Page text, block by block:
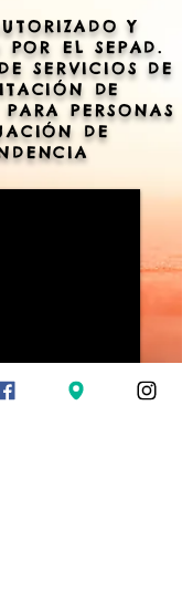
Y
POR EL SEPAD.
SERVICIOS DE
DE
PERSONAS
DE